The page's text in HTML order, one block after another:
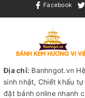
Facebook
Địa chỉ: Banhngot.vn
sinh nhật, Chiết khấu
đặt bánh online nhanh